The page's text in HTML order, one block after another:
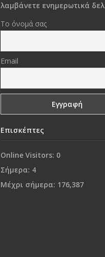
λαμβάνετε ενημερωτικά
Το όνομά σας
Email
Επισκέπτες
Online Visitors: 0
Σήμερα: 4
Μέχρι σήμερα: 176,387